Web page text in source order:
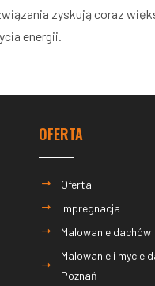
zyskują coraz
energii.
OFERTA
Oferta
Impregnacja
Malowanie dachów
Malowanie i mycie
Poznań